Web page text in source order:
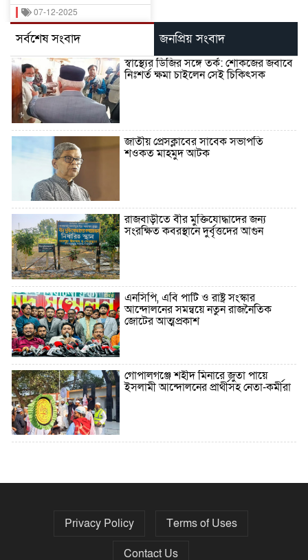
07-12-2025
সর্বশেষ সংবাদ জনপ্রিয় সংবাদ
স্বাস্থ্যের ডিজির সঙ্গে তর্ক: শোকজের জবাবে
নিঃশর্ত ক্ষমা চাইলেন সেই চিকিৎসক
জাতীয় প্রেসক্লাবের সাবেক সভাপতি
শওকত মাহমুদ আটক
রাজবাড়ীতে বীর মুক্তিযোদ্ধাদের জন্য
সংরক্ষিত কবরস্থানে দুর্বৃত্তদের আগুন
এনসিপি, এবি পার্টি ও রাষ্ট্র সংস্কার
আন্দোলনের সমন্বয়ে নতুন রাজনৈতিক
জোটের আত্মপ্রকাশ
গোপালগঞ্জে শহীদ মিনারে জুতা পায়ে
ইসলামী আন্দোলনের প্রার্থীসহ নেতা-কর্মীরা
নির্বাচনের তফসিল ৮-১৫ ডিসেম্বরের মধ্যে
Privacy Policy
Terms of Uses
Contact Us